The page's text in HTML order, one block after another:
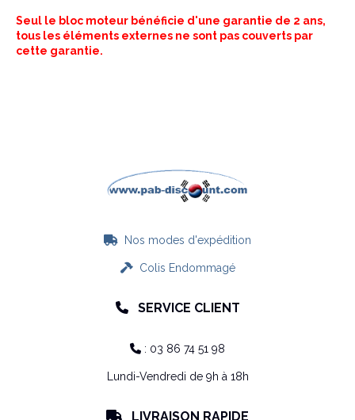
Seul le bloc moteur bénéficie d'une garantie de 2 ans,
tous les éléments externes ne sont pas couverts par
cette garantie.
 Nos modes d'expédition
Colis Endommagé
 SERVICE CLIENT
 : 03 86 74 51 98
Lundi-Vendredi de 9h à 18h
 LIVRAISON RAPIDE